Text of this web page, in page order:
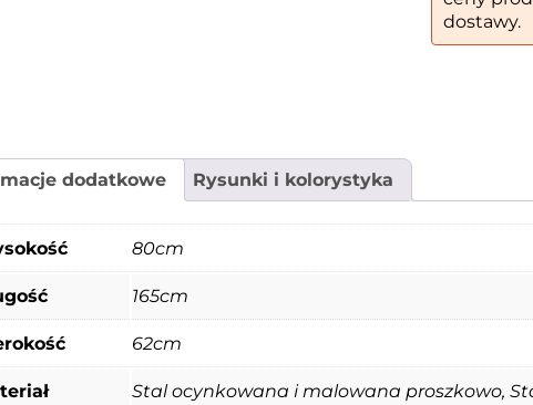
dostawy.
dodatkowe Rysunki i kolorystyka
80cm
165cm
62cm
Stal ocynkowana i malowana proszkowo,